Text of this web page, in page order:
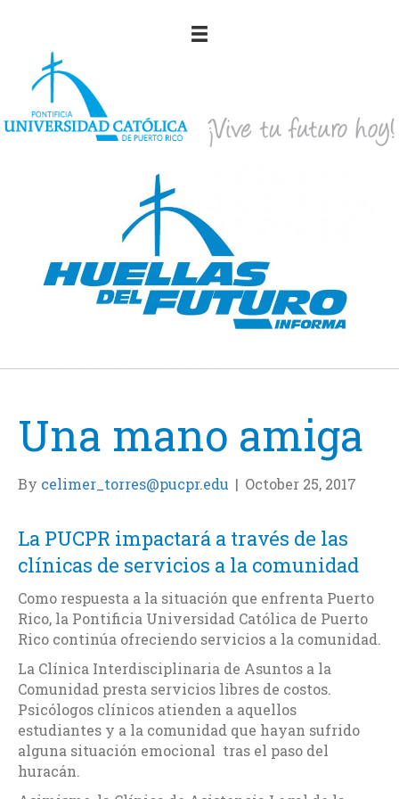
Una mano amiga
By celimer_torres@pucpr.edu | October 25, 2017
La PUCPR impactará a través de las
clínicas de servicios a la comunidad
Como respuesta a la situación que enfrenta Puerto
Rico, la Pontificia Universidad Católica de Puerto
Rico continúa ofreciendo servicios a la comunidad.
La Clínica Interdisciplinaria de Asuntos a la
Comunidad presta servicios libres de costos.
Psicólogos clínicos atienden a aquellos
estudiantes y a la comunidad que hayan sufrido
alguna situación emocional tras el paso del
huracán.